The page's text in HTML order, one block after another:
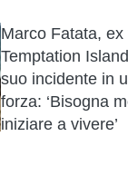
Marco Fatata,
Temptation
suo incidente in
forza: ‘Bisogna
iniziare a vivere’